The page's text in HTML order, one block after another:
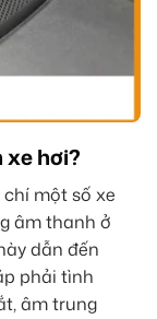
xe hơi?
một số xe
âm thanh ở
dẫn đến
phải tình
âm trung